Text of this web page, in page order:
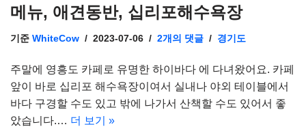
메뉴, 애견동반, 십리포해수욕장
기준 WhiteCow 2023-07-06 2개의 댓글 경기도
주말에 영흥도 카페로 유명한 하이바다 에 다녀왔어요. 카페
앞이 바로 십리포 해수욕장이여서 실내나 야외 테이블에서
바다 구경할 수도 있고 밖에 나가서 산책할 수도 있어서 좋
았습니다.… 더 보기 »